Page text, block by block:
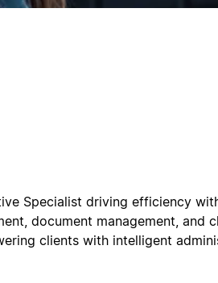
Specialist driving efficiency
document management, and
clients with intelligent